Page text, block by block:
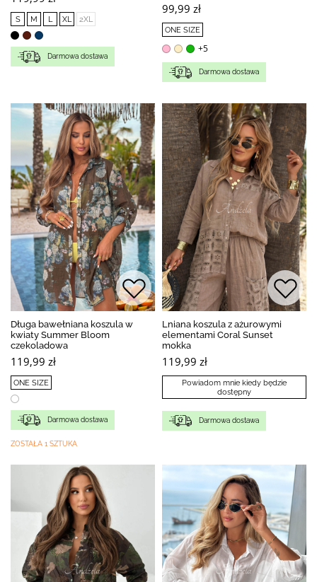
S M L XL 2XL
Darmowa dostawa
99,99 zł
ONE SIZE
+5
Darmowa dostawa
Długa bawełniana koszula w
kwiaty Summer Bloom
czekoladowa
119,99 zł
ONE SIZE
Darmowa dostawa
ZOSTAŁA 1 SZTUKA
Lniana koszula z ażurowymi
elementami Coral Sunset
mokka
119,99 zł
Powiadom mnie kiedy będzie
dostępny
Darmowa dostawa